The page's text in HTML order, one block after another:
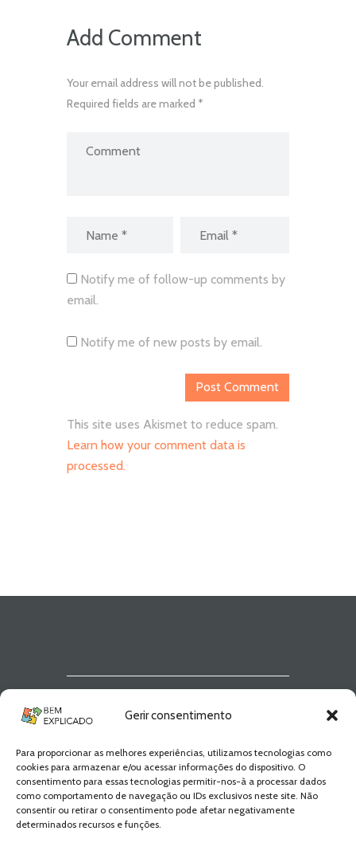
Gerir consentimento
Para proporcionar as melhores experiências, utilizamos tecnologias como
cookies para armazenar e/ou acessar informações do dispositivo. O
consentimento para essas tecnologias permitir-nos-à a processar dados
como comportamento de navegação ou IDs exclusivos neste site. Não
consentir ou retirar o consentimento pode afetar negativamente
determinados recursos e funções.
Add Comment
Your email address will not be published.
Required fields are marked *
Notify me of follow-up comments by
email.
Notify me of new posts by email.
This site uses Akismet to reduce spam.
Learn how your comment data is
processed.
Explicado
Fica a par de todas as novidades! Zero
Spam, apenas novidades e novos
conteúdos!